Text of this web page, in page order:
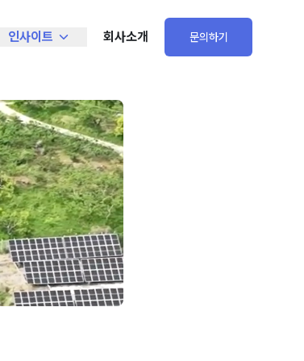
인사이트 회사소개 문의하기